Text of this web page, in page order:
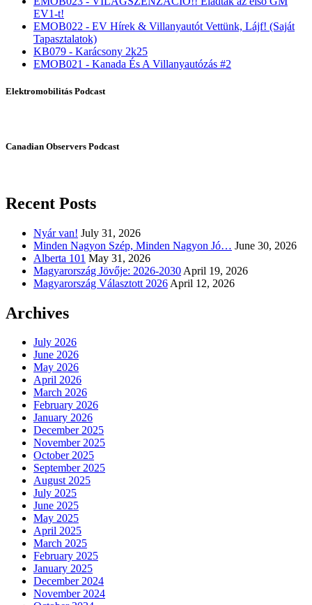
EV1-t!
EMOB022 - EV Hírek & Villanyautót Vettünk, Lájf! (Saját
Tapasztalatok)
KB079 - Karácsony 2k25
EMOB021 - Kanada És A Villanyautózás #2
Elektromobilitás Podcast
Canadian Observers Podcast
Recent Posts
Nyár van! July 31, 2026
Minden Nagyon Szép, Minden Nagyon Jó… June 30, 2026
Alberta 101 May 31, 2026
Magyarország Jövője: 2026-2030 April 19, 2026
Magyarország Választott 2026 April 12, 2026
Archives
July 2026
June 2026
May 2026
April 2026
March 2026
February 2026
January 2026
December 2025
November 2025
October 2025
September 2025
August 2025
July 2025
June 2025
May 2025
April 2025
March 2025
February 2025
January 2025
December 2024
November 2024